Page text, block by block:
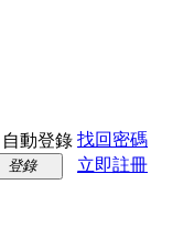
自動登錄 找回密碼
登錄
立即註冊